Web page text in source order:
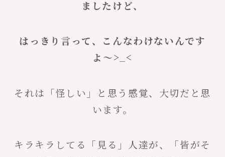
ましたけど、
はっきり言って、こんなわけないんです
よ〜>_<
それは「怪しい」と思う感覚、大切だと思
います。
キラキラしてる「見る」人達が、「皆がそ